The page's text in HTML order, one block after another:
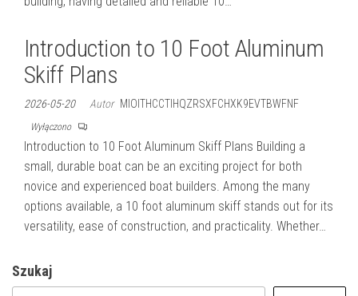
Introduction to 10 Foot Aluminum
Skiff Plans
2026-05-20 Autor MIOITHCCTIHQZRSXFCHXK9EVTBWFNF
Wyłączono
Introduction to 10 Foot Aluminum Skiff Plans Building a
small, durable boat can be an exciting project for both
novice and experienced boat builders. Among the many
options available, a 10 foot aluminum skiff stands out for its
versatility, ease of construction, and practicality. Whether…
Szukaj